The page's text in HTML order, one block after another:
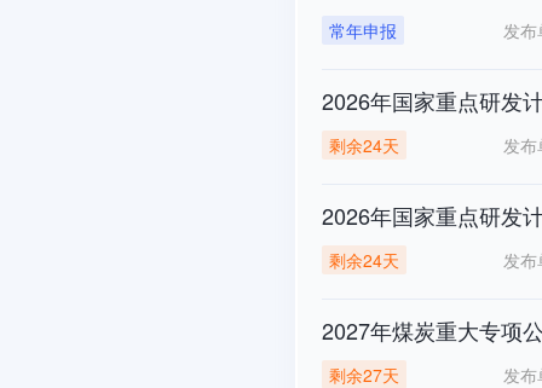
常年申报 发
2026年国家重点研发
剩余24天 发
2026年国家重点研发
剩余24天 发
2027年煤炭重大专项
剩余27天 发